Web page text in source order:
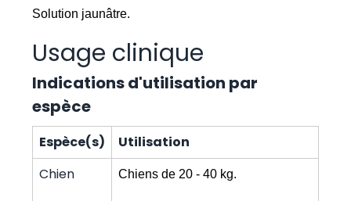
Solution jaunâtre.
Usage clinique
Indications d'utilisation par
espèce
Espèce(s)
Utilisation
Chien
Chiens de 20 - 40 kg.